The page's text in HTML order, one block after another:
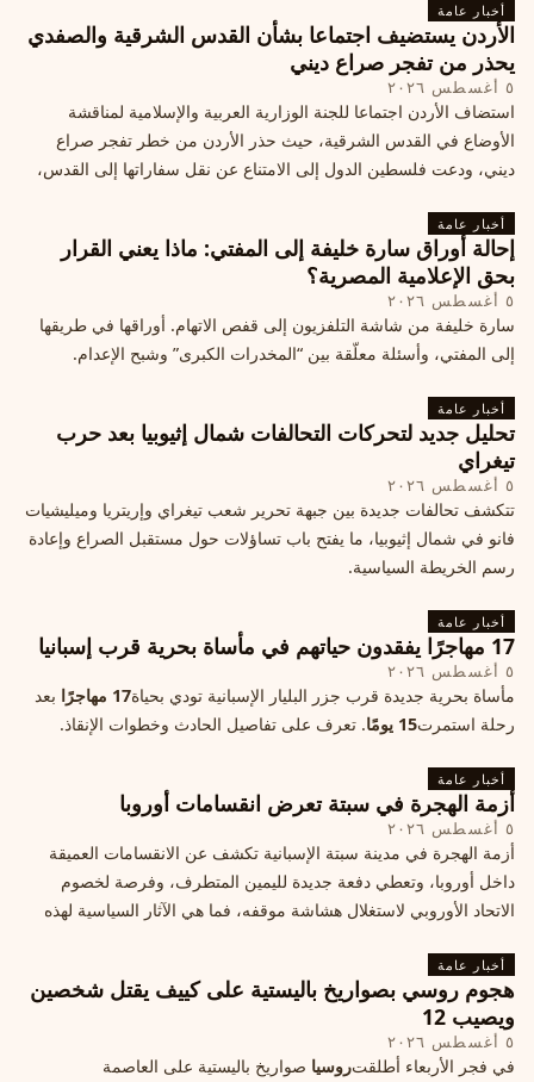
أخبار عامة
الأردن يستضيف اجتماعا بشأن القدس الشرقية والصفدي
يحذر من تفجر صراع ديني
٥ أغسطس ٢٠٢٦
استضاف الأردن اجتماعا للجنة الوزارية العربية والإسلامية لمناقشة
الأوضاع في القدس الشرقية، حيث حذر الأردن من خطر تفجر صراع
ديني، ودعت فلسطين الدول إلى الامتناع عن نقل سفاراتها إلى القدس،
أخبار عامة
إحالة أوراق سارة خليفة إلى المفتي: ماذا يعني القرار
بحق الإعلامية المصرية؟
٥ أغسطس ٢٠٢٦
سارة خليفة من شاشة التلفزيون إلى قفص الاتهام. أوراقها في طريقها
إلى المفتي، وأسئلة معلّقة بين “المخدرات الكبرى” وشبح الإعدام.
أخبار عامة
تحليل جديد لتحركات التحالفات شمال إثيوبيا بعد حرب
تيغراي
٥ أغسطس ٢٠٢٦
تتكشف تحالفات جديدة بين جبهة تحرير شعب تيغراي وإريتريا وميليشيات
فانو في شمال إثيوبيا، ما يفتح باب تساؤلات حول مستقبل الصراع وإعادة
رسم الخريطة السياسية.
أخبار عامة
17 مهاجرًا يفقدون حياتهم في مأساة بحرية قرب إسبانيا
٥ أغسطس ٢٠٢٦
مأساة بحرية جديدة قرب جزر البليار الإسبانية تودي بحياة17 مهاجرًا
بعد
رحلة استمرت15 يومًا . تعرف على تفاصيل الحادث وخطوات الإنقاذ.
أخبار عامة
أزمة الهجرة في سبتة تعرض انقسامات أوروبا
٥ أغسطس ٢٠٢٦
أزمة الهجرة في مدينة سبتة الإسبانية تكشف عن الانقسامات العميقة
داخل أوروبا، وتعطي دفعة جديدة لليمين المتطرف، وفرصة لخصوم
الاتحاد الأوروبي لاستغلال هشاشة موقفه، فما هي الآثار السياسية لهذه
أخبار عامة
هجوم روسي بصواريخ باليستية على كييف يقتل شخصين
ويصيب 12
٥ أغسطس ٢٠٢٦
في فجر الأربعاء أطلقتروسيا صواريخ باليستية على العاصمة